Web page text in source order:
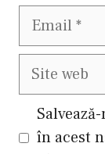
Email
Site
în acest